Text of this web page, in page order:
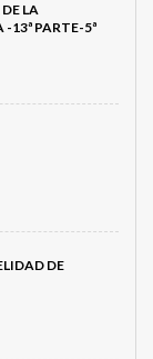
LA
13ª PARTE-5ª
DE